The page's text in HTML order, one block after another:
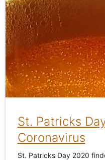
St. Patricks
Coronavirus
St. Patricks Day 2020